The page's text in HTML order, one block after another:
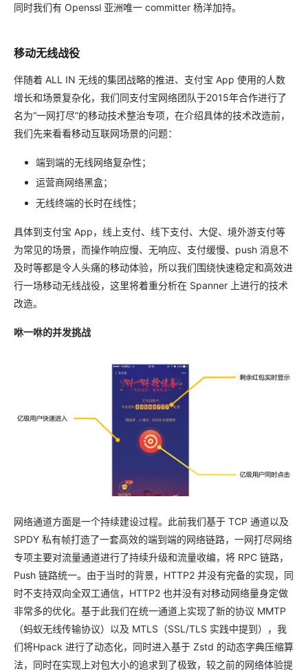
同时我们有 Openssl 亚洲唯一 committer 杨洋加持。
移动无线战役
伴随着 ALL IN 无线的集团战略的推进、支付宝 App 使用的人数
增长和场景复杂化，我们同支付宝网络团队于2015年合作进行了
名为“一网打尽”的移动技术整治专项，在介绍具体的技术改造前，
我们先来看看移动互联网场景的问题：
端到端的无线网络复杂性；
运营商网络黑盒；
无线终端的长时在线性；
具体到支付宝 App，线上支付、线下支付、大促、境外游支付等
为常见的场景，而操作响应慢、无响应、支付缓慢、push 消息不
及时等都是令人头痛的移动体验，所以我们围绕快速稳定和高效进
行一场移动无线战役，这里将着重分析在 Spanner 上进行的技术
改造。
咻一咻的并发挑战
网络通道方面是一个持续建设过程。此前我们基于 TCP 通道以及
SPDY 私有帧打造了一套高效的端到端的网络链路，一网打尽网络
专项主要对流量通道进行了持续升级和流量收编，将 RPC 链路，
Push 链路统一。由于当时的背景，HTTP2 并没有完备的实现，同
时不支持双向全双工通信，HTTP2 也并没有对移动网络量身定做
非常多的优化。基于此我们在统一通道上实现了新的协议 MMTP
（蚂蚁无线传输协议）以及 MTLS（SSL/TLS 实践中提到），我
们将Hpack 进行了动态化，同时进入基于 Zstd 的动态字典压缩算
法，同时在实现上对包大小的追求到了极致，较之前的网络体验提